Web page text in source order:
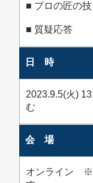
■ プロの匠の技
■ 質疑応答
日 時
2023.9.5(火)
む
会 場
オンライン ※